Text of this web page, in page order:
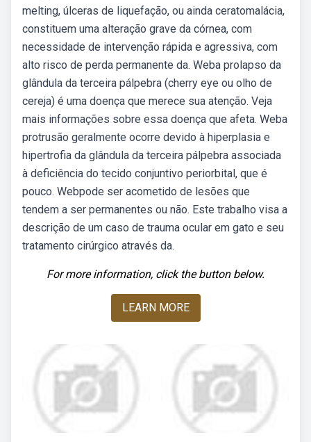
melting, úlceras de liquefação, ou ainda ceratomalácia,
constituem uma alteração grave da córnea, com
necessidade de intervenção rápida e agressiva, com
alto risco de perda permanente da. Weba prolapso da
glândula da terceira pálpebra (cherry eye ou olho de
cereja) é uma doença que merece sua atenção. Veja
mais informações sobre essa doença que afeta. Weba
protrusão geralmente ocorre devido à hiperplasia e
hipertrofia da glândula da terceira pálpebra associada
à deficiência do tecido conjuntivo periorbital, que é
pouco. Webpode ser acometido de lesões que
tendem a ser permanentes ou não. Este trabalho visa a
descrição de um caso de trauma ocular em gato e seu
tratamento cirúrgico através da.
For more information, click the button below.
LEARN MORE